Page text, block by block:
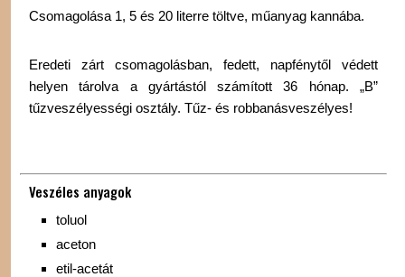
Csomagolása 1, 5 és 20 literre töltve, műanyag kannába.
Eredeti zárt csomagolásban, fedett, napfénytől védett
helyen tárolva a gyártástól számított 36 hónap. „B”
tűzveszélyességi osztály. Tűz- és robbanásveszélyes!
Veszéles anyagok
toluol
aceton
etil-acetát